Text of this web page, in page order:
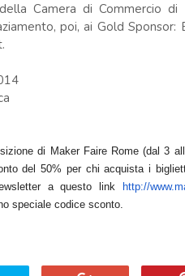
Camera di Commercio
poi, ai Gold Sponsor:
di Maker Faire Rome (dal 3
del 50% per chi acquista i
a questo link
http://
speciale codice sconto.